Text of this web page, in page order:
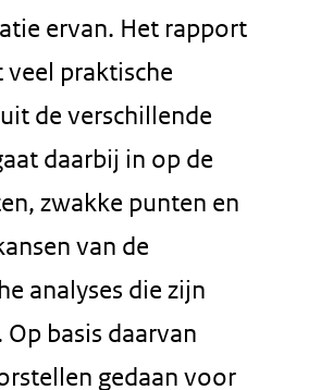
ervan. Het rapport
veel praktische
de verschillende
daarbij in op de
zwakke punten en
van de
analyses die zijn
basis daarvan
gedaan voor